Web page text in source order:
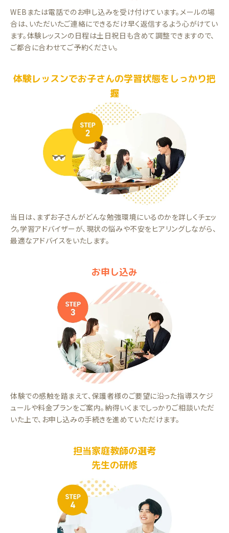
WEBまたは電話でのお申し込みを受け付けています。メールの場
合は、いただいたご連絡にできるだけ早く返信するよう心がけてい
ます。体験レッスンの日程は土日祝日も含めて調整できますので、
ご都合に合わせてご予約ください。
体験レッスンでお子さんの学習状態をしっかり把
握
当日は、まずお子さんがどんな勉強環境にいるのかを詳しくチェッ
ク。学習アドバイザーが、現状の悩みや不安をヒアリングしながら、
最適なアドバイスをいたします。
お申し込み
体験での感触を踏まえて、保護者様のご要望に沿った指導スケジ
ュールや料金プランをご案内。納得いくまでしっかりご相談いただ
いた上で、お申し込みの手続きを進めていただけます。
担当家庭教師の選考
先生の研修